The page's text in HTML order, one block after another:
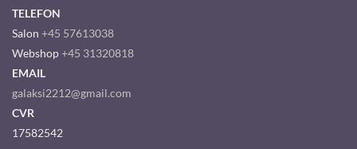
TELEFON
Salon +45 57613038
Webshop+45 31320818
EMAIL
galaksi2212@gmail.com
CVR
17582542